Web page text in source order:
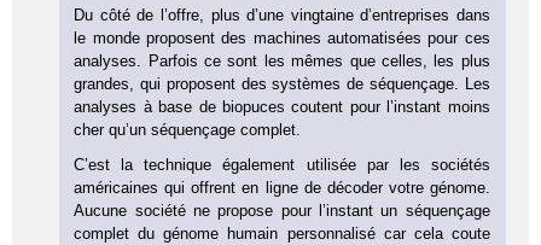
Du côté de l’offre, plus d’une vingtaine d’entreprises dans
le monde proposent des machines automatisées pour ces
analyses. Parfois ce sont les mêmes que celles, les plus
grandes, qui proposent des systèmes de séquençage. Les
analyses à base de biopuces coutent pour l’instant moins
cher qu’un séquençage complet.
C’est la technique également utilisée par les sociétés
américaines qui offrent en ligne de décoder votre génome.
Aucune société ne propose pour l’instant un séquençage
complet du génome humain personnalisé car cela coute